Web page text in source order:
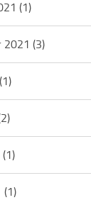
(1)
2021(3)
(1)
(1)
(1)